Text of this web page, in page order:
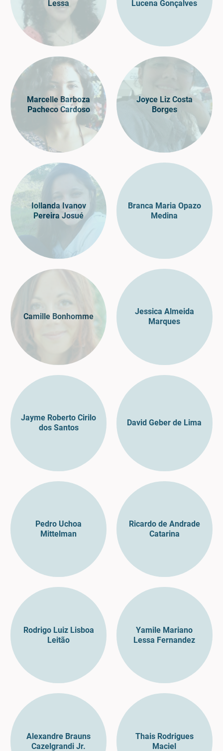
Lessa
Lucena Gonçalves
Marcelle Barboza
Pacheco Cardoso
Joyce Liz Costa
Borges
Iollanda Ivanov
Pereira Josué
Branca Maria Opazo
Medina
Camille Bonhomme
Jessica Almeida
Marques
Jayme Roberto Cirilo
dos Santos
David Geber de Lima
Pedro Uchoa
Mittelman
Ricardo de Andrade
Catarina
Rodrigo Luiz Lisboa
Leitão
Yamile Mariano
Lessa Fernandez
Alexandre Brauns
Cazelgrandi Jr.
Thais Rodrigues
Maciel